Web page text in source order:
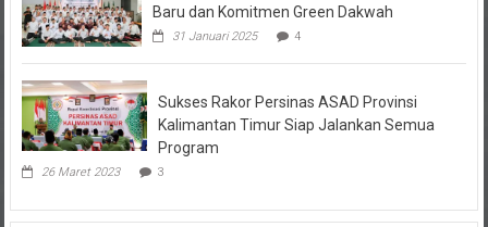
31 Januari 2025 4
Kalimantan Timur Siap Jalankan Semua
Program
26 Maret 2023 3